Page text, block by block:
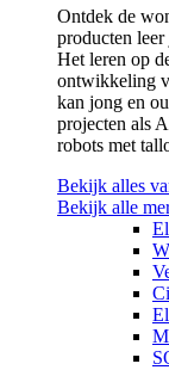
Ontdek de
producten leer
Het leren op
ontwikkeling
kan jong en
projecten als
robots met
Bekijk alles
Bekijk alle